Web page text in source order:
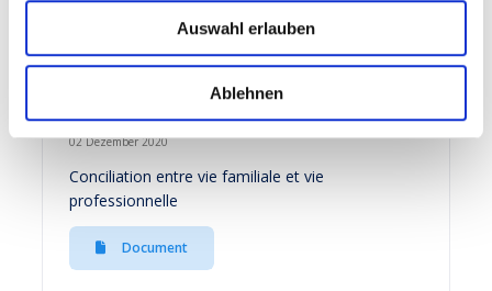
Auswahl erlauben
Ablehnen
Document
02 Dezember 2020
Conciliation entre vie familiale et vie
professionnelle
Document